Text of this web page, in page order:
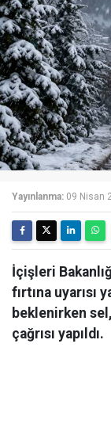
Yayınlanma: 09 Nisan
İçişleri
fırtına uyarısı
beklenirken
çağrısı yapıldı.